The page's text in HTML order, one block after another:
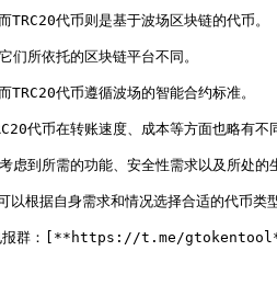
代币则是基于波场区块链的代币。
们所依托的区块链平台不同。
代币遵循波场的智能合约标准。
代币在转账速度、成本等方面也略有不
虑到所需的功能、安全性需求以及所处的
根据自身需求和情况选择合适的代币类型